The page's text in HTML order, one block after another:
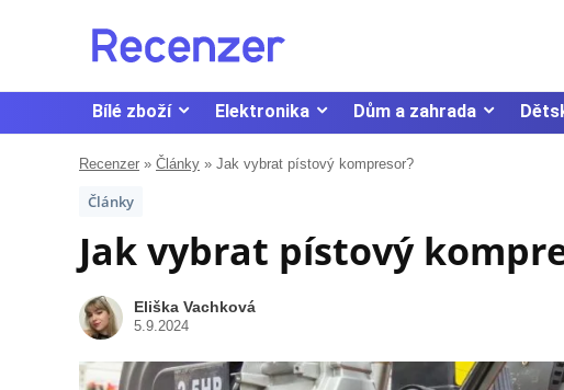
Bílé zboží Elektronika Dům a zahrada
Recenzer » Články » Jak vybrat pístový kompresor?
Články
Jak vybrat pístový
Eliška Vachková
5.9.2024